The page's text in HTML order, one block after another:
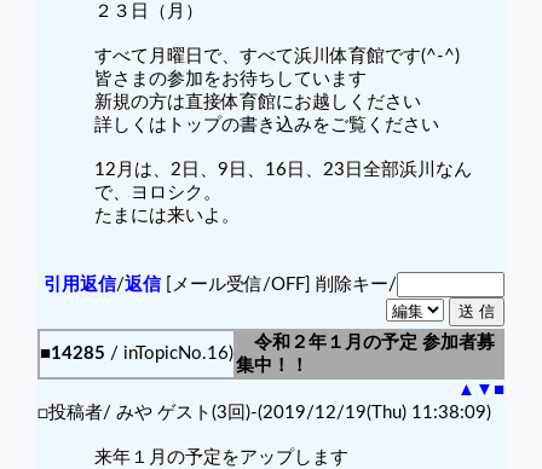
２３日（月）
すべて月曜日で、すべて浜川体育館です(^-^)
皆さまの参加をお待ちしています
新規の方は直接体育館にお越しください
詳しくはトップの書き込みをご覧ください
12月は、2日、9日、16日、23日全部浜川なん
で、ヨロシク。
たまには来いよ。
引用返信/返信[メール受信/OFF] 削除キー/
■14285 / inTopicNo.16)
令和２年１月の予定 参加者募
集中！！
▲ ▼ ■
□投稿者/ みや ゲスト(3回)-(2019/12/19(Thu) 11:38:09)
来年１月の予定をアップします